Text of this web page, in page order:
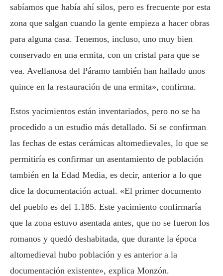
sabíamos que había ahí silos, pero es frecuente por esta
zona que salgan cuando la gente empieza a hacer obras
para alguna casa. Tenemos, incluso, uno muy bien
conservado en una ermita, con un cristal para que se
vea. Avellanosa del Páramo también han hallado unos
quince en la restauración de una ermita», confirma.
Estos yacimientos están inventariados, pero no se ha
procedido a un estudio más detallado. Si se confirman
las fechas de estas cerámicas altomedievales, lo que se
permitiría es confirmar un asentamiento de población
también en la Edad Media, es decir, anterior a lo que
dice la documentación actual. «El primer documento
del pueblo es del 1.185. Este yacimiento confirmaría
que la zona estuvo asentada antes, que no se fueron los
romanos y quedó deshabitada, que durante la época
altomedieval hubo población y es anterior a la
documentación existente», explica Monzón.